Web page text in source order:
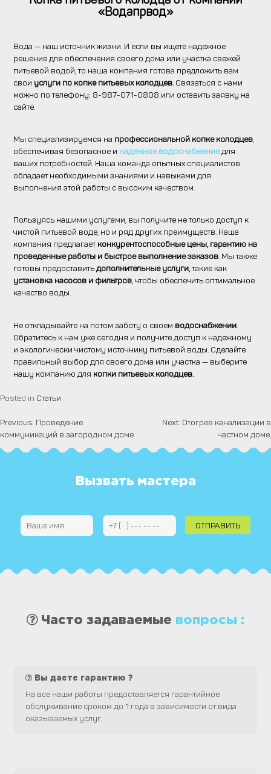
«Водапрвод»
Вода — наш источник жизни. И если вы ищете надежное
решение для обеспечения своего дома или участка свежей
питьевой водой, то наша компания готова предложить вам
свои услуги по копке питьевых колодцев. Связаться с нами
можно по телефону: 8-987-071-0808 или оставить заявку на
сайте.
Мы специализируемся на профессиональной копке колодцев
обеспечивая безопасное и надежное водоснабжениедля
ваших потребностей. Наша команда опытных специалистов
обладает необходимыми знаниями и навыками для
выполнения этой работы с высоким качеством.
Пользуясь нашими услугами, вы получите не только доступ к
чистой питьевой воде, но и ряд других преимуществ. Наша
компания предлагаетконкурентоспособные цены, гарантию на
проведенные работы и быстрое выполнение заказов. Мы также
готовы предоставитьдополнительные услуги,такие как
установка насосов и фильтров, чтобы обеспечить оптимальное
качество воды.
Не откладывайте на потом заботу о своем водоснабжении
Обратитесь к нам уже сегодня и получите доступ к надежному
и экологически чистому источнику питьевой воды. Сделайте
правильный выбор для своего дома или участка — выберите
нашу компанию для копки питьевых колодцев.
Posted in Статьи
Навигация
Previous: Проведение
коммуникаций в загородном доме
Next: Отогрев канализации в
частном доме.
Вызвать мастера
Часто задаваемые вопросы :
Вы даете гарантию ?
На все наши работы предоставляется гарантийное
обслуживание сроком до 1 года в зависимости от вида
оказываемых услуг.